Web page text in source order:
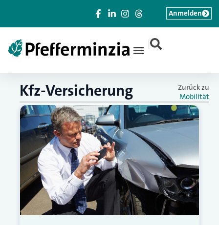
|
Anmelden
Kfz-Versicherung
Zurück zu
Mobilität